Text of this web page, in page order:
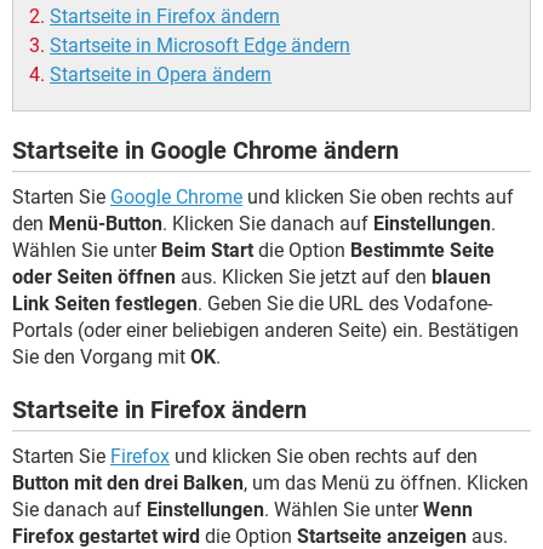
Startseite in Firefox ändern
Startseite in Microsoft Edge ändern
Startseite in Opera ändern
Startseite in Google Chrome ändern
Starten Sie Google Chrome und klicken Sie oben rechts auf
den Menü-Button. Klicken Sie danach auf Einstellungen.
Wählen Sie unter Beim Start die Option Bestimmte Seite
oder Seiten öffnen aus. Klicken Sie jetzt auf den blauen
Link Seiten festlegen. Geben Sie die URL des Vodafone-
Portals (oder einer beliebigen anderen Seite) ein. Bestätigen
Sie den Vorgang mit OK.
Startseite in Firefox ändern
Starten Sie Firefox und klicken Sie oben rechts auf den
Button mit den drei Balken, um das Menü zu öffnen. Klicken
Sie danach auf Einstellungen. Wählen Sie unterWenn
Firefox gestartet wird die Option Startseite anzeigen aus.